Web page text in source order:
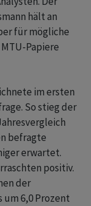
hält an
für mögliche
Papiere
im ersten
So stieg der
befragte
erwartet.
positiv.
der
um 6,0 Prozent